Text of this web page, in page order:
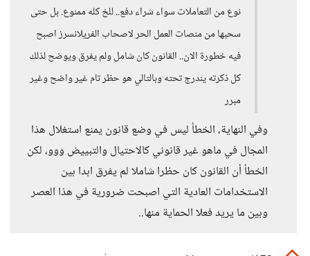
نوع من التعاملات سواء شراء دفع.. للخ كله ممنوع. بل حتى
سحبها من منصات العمل الحر لاصحاب الفريلانسرز اصبح
فيه خطورة الان.. القانون كان شامل ولم يفرق ويوضح لذلك
كل ذكرته يندرج تحته وبالتالي هو حظر تام غير واضح وغير
مبرر
وفي النهاية، الخطأ ليس في وضع قانون يمنع استغلال هذا
المجال في ماهو غير قانوني كالاحتيال والتبييض ووو، لكن
الخطأ أن القانون كان حظرا شاملا لم يفرق ابدا بين
الاستخدامات العادية التي اصبحت ضرورية في هذا العصر
وبين ما يريد فعلا الحماية منها..